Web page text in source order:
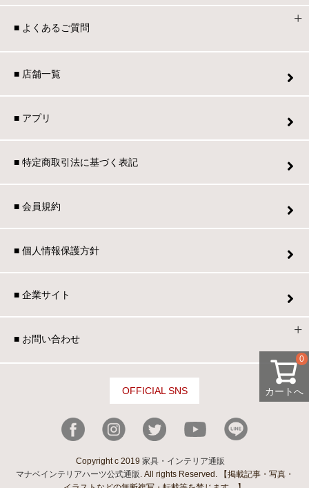
カートへ
0
■ よくあるご質問
■ 店舗一覧
■ アプリ
■ 特定商取引法に基づく表記
■ 会員規約
■ 個人情報保護方針
■ 企業サイト
■ お問い合わせ
OFFICIAL SNS
Copyright c 2019 家具・インテリア通販
マナベインテリアハーツ公式通販 . All rights Reserved. 【掲載記事・写真・